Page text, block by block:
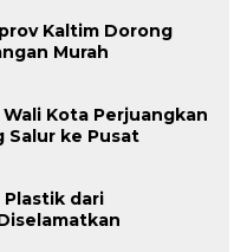
Kaltim Dorong
Murah
Kota Perjuangkan
Salur ke Pusat
Plastik dari